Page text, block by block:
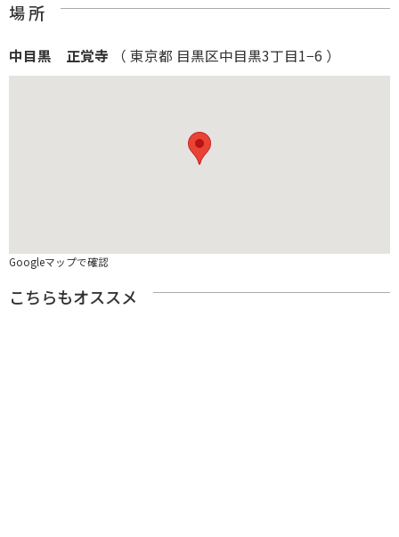
場 所
中目黒 正覚寺 （ 東京都 目黒区中目黒3丁目1−6 ）
Googleマップで確認
こちらもオススメ